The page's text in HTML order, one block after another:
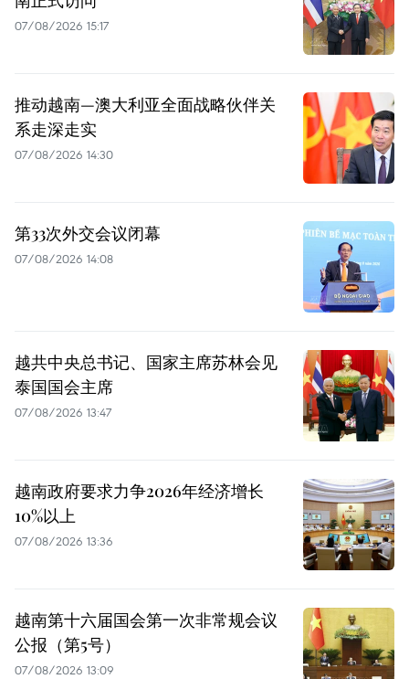
07/08/2026 15:17
推动越南—澳大利亚全面战略伙伴关
系走深走实
07/08/2026 14:30
第33次外交会议闭幕
07/08/2026 14:08
越共中央总书记、国家主席苏林会见
泰国国会主席
07/08/2026 13:47
越南政府要求力争2026年经济增长
10%以上
07/08/2026 13:36
越南第十六届国会第一次非常规会议
公报（第5号）
07/08/2026 13:09